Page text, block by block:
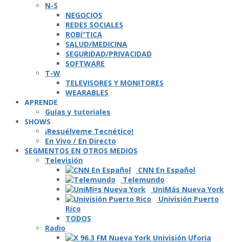
N-S
NEGOCIOS
REDES SOCIALES
ROBí“TICA
SALUD/MEDICINA
SEGURIDAD/PRIVACIDAD
SOFTWARE
T-W
TELEVISORES Y MONITORES
WEARABLES
APRENDE
Guí­as y tutoriales
SHOWS
¡Resuélveme Tecnético!
En Vivo / En Directo
SEGMENTOS EN OTROS MEDIOS
Televisión
CNN En Español
Telemundo
UniMás Nueva York
Univisión Puerto
Rico
TODOS
Radio